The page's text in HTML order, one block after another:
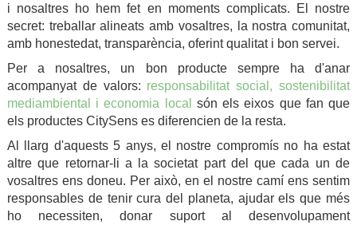
i nosaltres ho hem fet en moments complicats. El nostre
secret: treballar alineats amb vosaltres, la nostra comunitat,
amb honestedat, transparència, oferint qualitat i bon servei.
Per a nosaltres, un bon producte sempre ha d'anar
acompanyat de valors: responsabilitat social, sostenibilitat
mediambiental i economia local
són els eixos que fan que
els productes CitySens es diferencien de la resta.
Al llarg d'aquests 5 anys, el nostre compromís no ha estat
altre que retornar-li a la societat part del que cada un de
vosaltres ens doneu. Per això, en el nostre camí ens sentim
responsables de tenir cura del planeta, ajudar els que més
ho necessiten, donar suport al desenvolupament